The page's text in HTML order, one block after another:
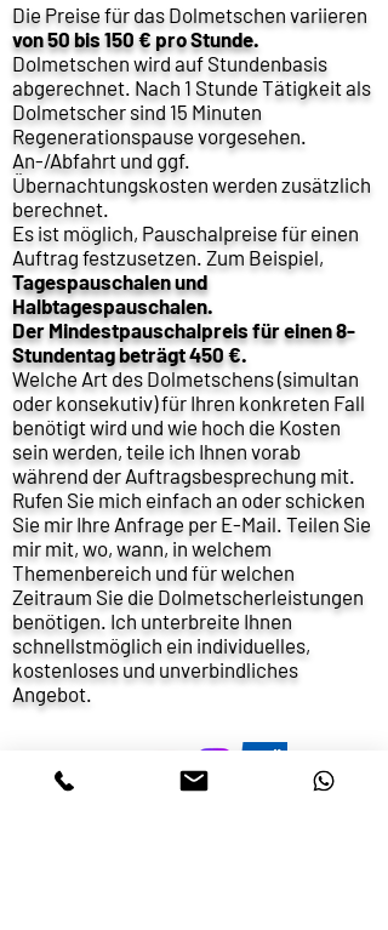
Die Preise für das Dolmetschen variieren
von 50 bis 150 € pro Stunde.
Dolmetschen wird auf Stundenbasis
abgerechnet. Nach 1 Stunde Tätigkeit als
Dolmetscher sind 15 Minuten
Regenerationspause vorgesehen.
An-/Abfahrt und ggf.
Übernachtungskosten werden zusätzlich
berechnet.
Es ist möglich, Pauschalpreise für einen
Auftrag festzusetzen. Zum Beispiel,
Tagespauschalen und
Halbtagespauschalen.
Der Mindestpauschalpreis für einen 8-
Stundentag beträgt 450 €.
Welche Art des Dolmetschens (simultan
oder konsekutiv) für Ihren konkreten Fall
benötigt wird und wie hoch die Kosten
sein werden, teile ich Ihnen vorab
während der Auftragsbesprechung mit.
Rufen Sie mich einfach an oder schicken
Sie mir Ihre Anfrage per E-Mail. Teilen Sie
mir mit, wo, wann, in welchem
Themenbereich und für welchen
Zeitraum Sie die Dolmetscherleistungen
benötigen. Ich unterbreite Ihnen
schnellstmöglich ein individuelles,
kostenloses und unverbindliches
Angebot.